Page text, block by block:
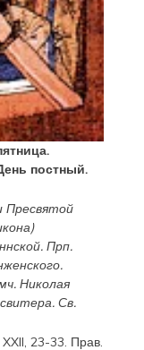
постный.
Пресвятой
)
Прп.
Николая
Св.
23-33. Прав.